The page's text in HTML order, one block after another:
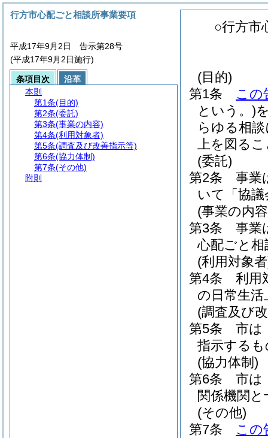
○行方市
(目的)
第1条
この
という。)
らゆる相
上を図る
(委託)
第2条
事業
いて「協
(事業の内
第3条
事業
心配ごと
(利用対象
第4条
利用
の日常生
(調査及び
第5条
市は
指示する
(協力体制)
第6条
市は
関係機関
(その他)
第7条
この
行方市心配ごと相談所事業要項
平成17年9月2日 告示第28号
(平成17年9月2日施行)
条項目次
沿革
本則
第1条(目的)
第2条(委託)
第3条(事業の内容)
第4条(利用対象者)
第5条(調査及び改善指示等)
第6条(協力体制)
第7条(その他)
附則